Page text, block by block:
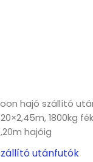
hajó szállító
1800kg
hajóig
utánfutók